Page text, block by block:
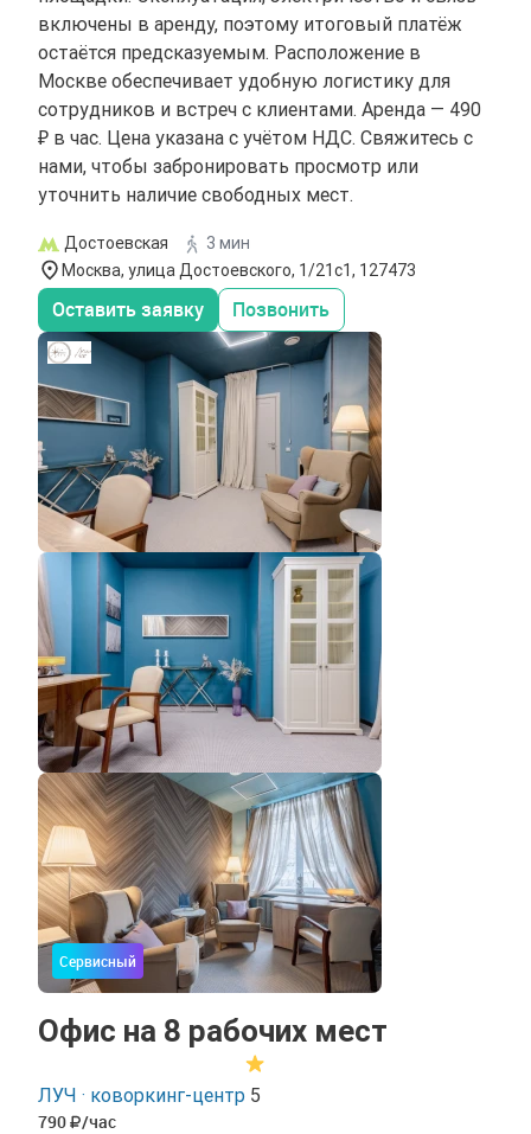
включены в аренду, поэтому итоговый платёж
остаётся предсказуемым. Расположение в
Москве обеспечивает удобную логистику для
сотрудников и встреч с клиентами. Аренда — 490
₽ в час. Цена указана с учётом НДС. Свяжитесь с
нами, чтобы забронировать просмотр или
уточнить наличие свободных мест.
Достоевская
3 мин
Москва, улица Достоевского, 1/21с1, 127473
Оставить заявку Позвонить
Сервисный
Офис на 8 рабочих мест
ЛУЧ · коворкинг-центр 5
790 /час